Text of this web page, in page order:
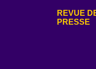
REVUE
PRESSE